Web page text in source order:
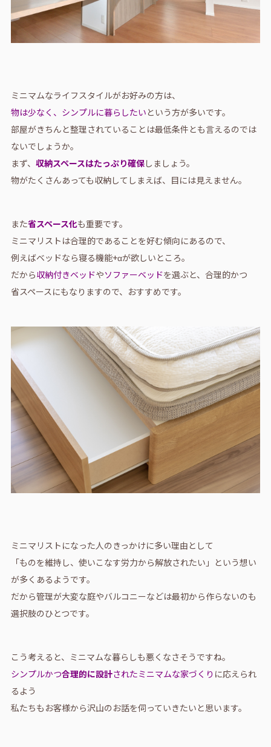
ミニマムなライフスタイルがお好みの方は、
物は少なく、シンプルに暮らしたい という方が多いです。
部屋がきちんと整理されていることは最低条件とも言えるのでは
ないでしょうか。
まず、 収納スペースはたっぷり確保しましょう。
物がたくさんあっても収納してしまえば、目には見えません。
また省スペース化も重要です。
ミニマリストは合理的であることを好む傾向にあるので、
例えばベッドなら寝る機能+αが欲しいところ。
だから収納付きベッドやソファーベッドを選ぶと、合理的かつ
省スペースにもなりますので、おすすめです。
ミニマリストになった人のきっかけに多い理由として
「ものを維持し、使いこなす労力から解放されたい」という想い
が多くあるようです。
だから管理が大変な庭やバルコニーなどは最初から作らないのも
選択肢のひとつです。
こう考えると、ミニマムな暮らしも悪くなさそうですね。
シンプルかつ合理的に設計されたミニマムな家づくり に応えられ
るよう
私たちもお客様から沢山のお話を伺っていきたいと思います。